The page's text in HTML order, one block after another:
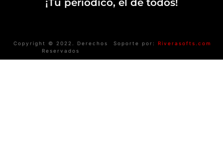
Copyright © 2022. Derechos
Reservados
Soporte por: Riverasofts.com